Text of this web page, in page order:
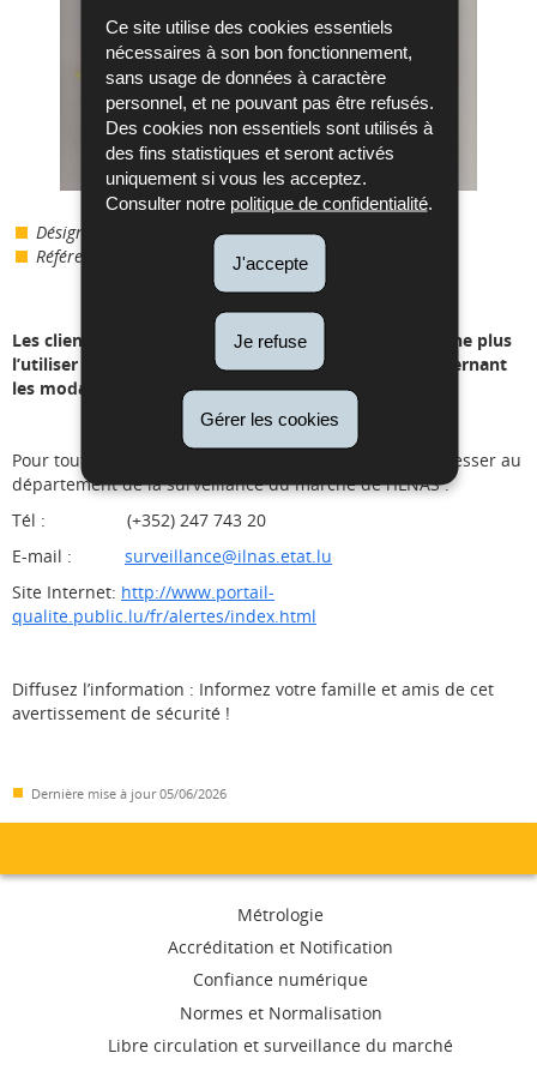
Ce site utilise des cookies essentiels
nécessaires à son bon fonctionnement,
sans usage de données à caractère
personnel, et ne pouvant pas être refusés.
Des cookies non essentiels sont utilisés à
des fins statistiques et seront activés
uniquement si vous les acceptez.
Consulter notre politique de confidentialité.
J'accepte
Je refuse
Gérer les cookies
Désignation
Hochet jouet en bois
Référence Shein :
sl2408074790591923
Les clients en possession de ce produit sont priés de ne plus
l’utiliser et pourront contacter le point de vente concernant
les modalités de rappel.
Pour toute question complémentaire, veuillez-vous adresser au
département de la surveillance du marché de l’ILNAS :
Tél : (+352) 247 743 20
E-mail : surveillance@ilnas.etat.lu
Site Internet: http://www.portail-
qualite.public.lu/fr/alertes/index.html
Diffusez l’information : Informez votre famille et amis de cet
avertissement de sécurité !
Dernière mise à jour05/06/2026
navigation
Métrologie
Accréditation et Notification
Confiance numérique
Normes et Normalisation
Libre circulation et surveillance du marché